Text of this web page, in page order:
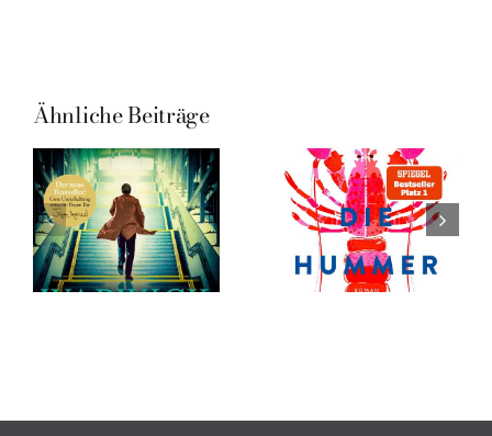
Ähnliche Beiträge